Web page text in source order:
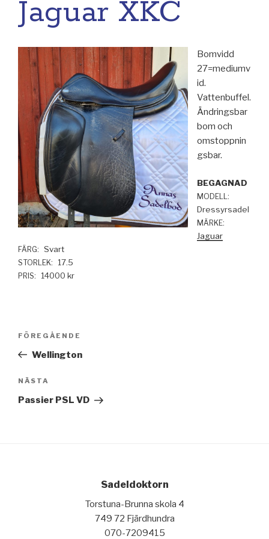
Jaguar XKC
Bomvidd
27=mediumv
id.
Vattenbuffel.
Ändringsbar
bom och
omstoppnin
gsbar.
BEGAGNAD
MODELL:
Dressyrsadel
MÄRKE:
Jaguar
FÄRG: Svart
STORLEK: 17.5
PRIS: 14000 kr
Föregående
inlägg
FÖREGÅENDE
Wellington
Nästa
inlägg
NÄSTA
Passier PSL VD
Sadeldoktorn
Torstuna-Brunna skola 4
749 72 Fjärdhundra
070-7209415